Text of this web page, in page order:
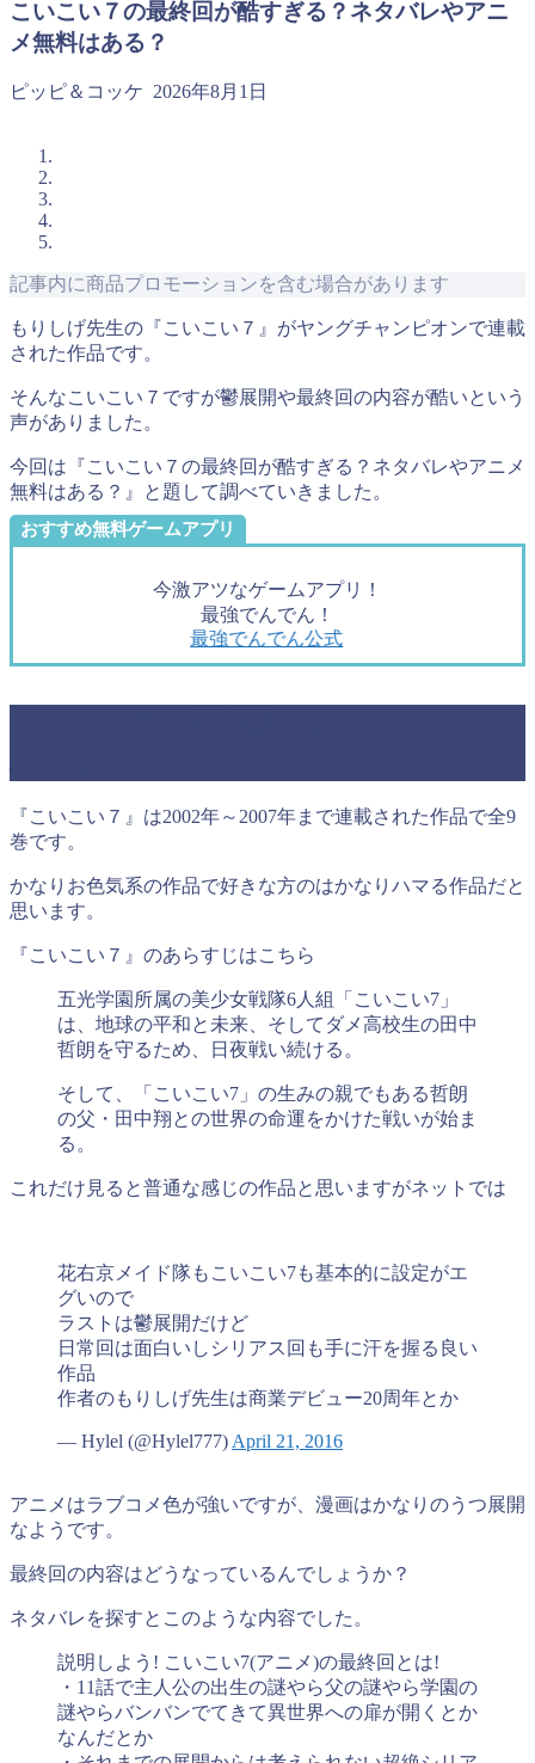
こいこい７の最終回が酷すぎる？ネタバレやアニ
メ無料はある？
ピッピ＆コッケ 2026年8月1日
記事内に商品プロモーションを含む場合があります
もりしげ先生の『こいこい７』がヤングチャンピオンで連載
された作品です。
そんなこいこい７ですが鬱展開や最終回の内容が酷いという
声がありました。
今回は『こいこい７の最終回が酷すぎる？ネタバレやアニメ
無料はある？』と題して調べていきました。
おすすめ無料ゲームアプリ
今激アツなゲームアプリ！
最強でんでん！
最強でんでん公式
『こいこい７』は2002年～2007年まで連載された作品で全9
巻です。
かなりお色気系の作品で好きな方のはかなりハマる作品だと
思います。
『こいこい７』のあらすじはこちら
五光学園所属の美少女戦隊6人組「こいこい7」
は、地球の平和と未来、そしてダメ高校生の田中
哲朗を守るため、日夜戦い続ける。
そして、「こいこい7」の生みの親でもある哲朗
の父・田中翔との世界の命運をかけた戦いが始ま
る。
これだけ見ると普通な感じの作品と思いますがネットでは
花右京メイド隊もこいこい7も基本的に設定がエ
グいので
ラストは鬱展開だけど
日常回は面白いしシリアス回も手に汗を握る良い
作品
作者のもりしげ先生は商業デビュー20周年とか
— Hylel (@Hylel777) April 21, 2016
アニメはラブコメ色が強いですが、漫画はかなりのうつ展開
なようです。
最終回の内容はどうなっているんでしょうか？
ネタバレを探すとこのような内容でした。
説明しよう! こいこい7(アニメ)の最終回とは!
・11話で主人公の出生の謎やら父の謎やら学園の
謎やらバンバンでてきて異世界への扉が開くとか
なんだとか